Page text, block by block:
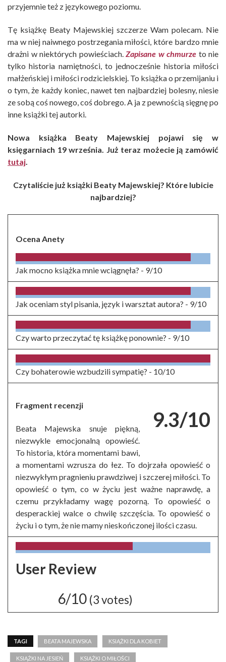
przyjemnie też z językowego poziomu.
Tę książkę Beaty Majewskiej szczerze Wam polecam. Nie
ma w niej naiwnego postrzegania miłości, które bardzo mnie
drażni w niektórych powieściach. Zapisane w chmurze to nie
tylko historia namiętności, to jednocześnie historia miłości
małżeńskiej i miłości rodzicielskiej. To książka o przemijaniu i
o tym, że każdy koniec, nawet ten najbardziej bolesny, niesie
ze sobą coś nowego, coś dobrego. A ja z pewnością sięgnę po
inne książki tej autorki.
Nowa książka Beaty Majewskiej pojawi się w
księgarniach 19 września. Już teraz możecie ją zamówić
tutaj.
Czytaliście już książki Beaty Majewskiej? Które lubicie
najbardziej?
Ocena Anety
Jak mocno książka mnie wciągnęła? - 9/10
Jak oceniam styl pisania, język i warsztat autora? - 9/10
Czy warto przeczytać tę książkę ponownie? - 9/10
Czy bohaterowie wzbudzili sympatię? - 10/10
9.3/10
Fragment recenzji
Beata Majewska snuje piękną,
niezwykle emocjonalną opowieść.
To historia, która momentami bawi,
a momentami wzrusza do łez. To dojrzała opowieść o
niezwykłym pragnieniu prawdziwej i szczerej miłości. To
opowieść o tym, co w życiu jest ważne naprawdę, a
czemu przykładamy wagę pozorną. To opowieść o
desperackiej walce o chwilę szczęścia. To opowieść o
życiu i o tym, że nie mamy nieskończonej ilości czasu.
User Review
6/10 (3votes)
TAGI BEATA MAJEWSKA KSIĄŻKI DLA KOBIET
KSIĄŻKI NA JESIEŃ KSIĄŻKI O MIŁOŚCI